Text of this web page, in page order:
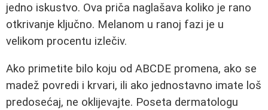
jedno iskustvo. Ova priča naglašava koliko je rano
otkrivanje ključno. Melanom u ranoj fazi je u
velikom procentu izlečiv.
Ako primetite bilo koju od ABCDE promena, ako se
madež povredi i krvari, ili ako jednostavno imate loš
predosećaj, ne oklijevajte. Poseta dermatologu